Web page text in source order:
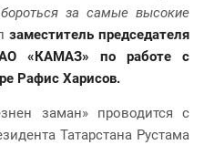
за самые высокие
заместитель председателя
«КАМАЗ» по работе с
Рафис Харисов.
заман» проводится с
Татарстана Рустама